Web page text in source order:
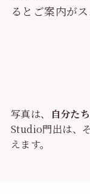
るとご案内がス
写真は、 自分た
Studio門出は、
えます。